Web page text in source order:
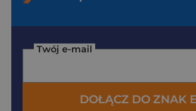
Twój e-mail
DOŁĄCZ DO ZNAK